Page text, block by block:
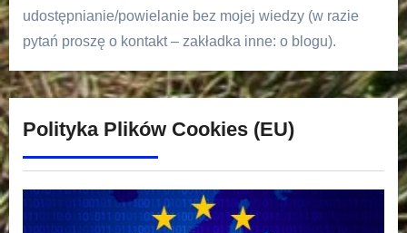
udostępnianie/powielanie bez mojej wiedzy (w razie
pytań proszę o kontakt – zakładka inne: o blogu).
Polityka Plików Cookies (EU)